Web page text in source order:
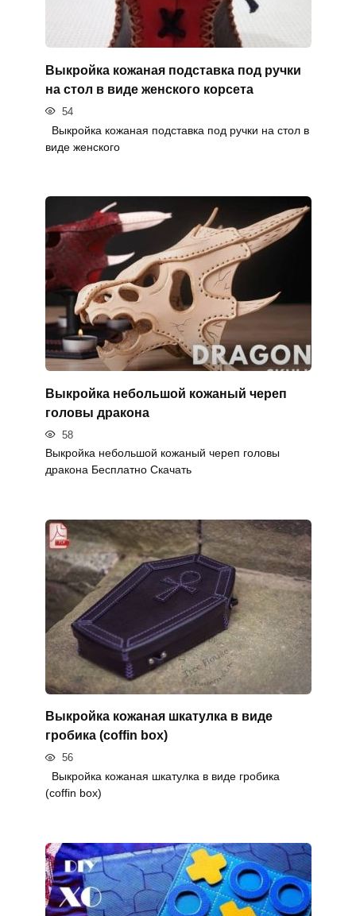
Выкройка кожаная подставка под ручки
на стол в виде женского корсета
54
Выкройка кожаная подставка под ручки на стол в
виде женского
Выкройка небольшой кожаный череп
головы дракона
58
Выкройка небольшой кожаный череп головы
дракона Бесплатно Скачать
Выкройка кожаная шкатулка в виде
гробика (coffin box)
56
Выкройка кожаная шкатулка в виде гробика
(coffin box)